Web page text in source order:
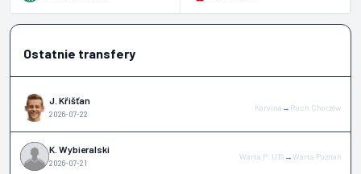
Ostatnie transfery
J. Křišťan
2026-07-22
Karviná → Ruch Chorzów
K. Wybieralski
2026-07-21
Warta P. U19 →Warta Poznań